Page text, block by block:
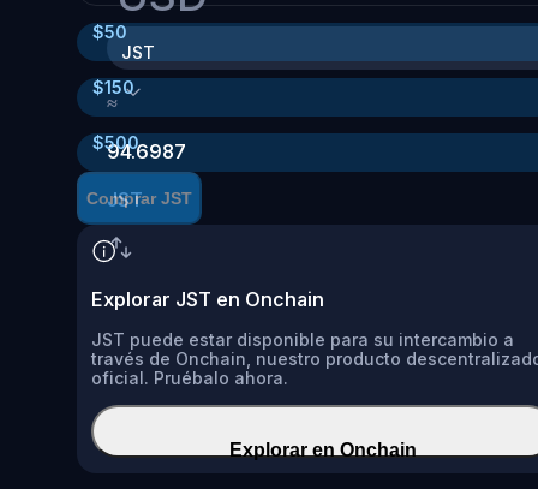
JST
≈
94.6987
JST
$50
$150
$500
Comprar JST
Explorar JST en Onchain
JST puede estar disponible para su intercambio a
través de Onchain, nuestro producto
oficial. Pruébalo ahora.
Explorar en Onchain